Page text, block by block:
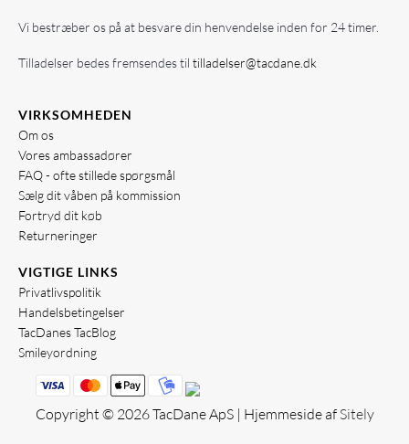
Vi bestræber os på at besvare din henvendelse inden for 24 timer.
Tilladelser bedes fremsendes til tilladelser@tacdane.dk
VIRKSOMHEDEN
Om os
Vores ambassadører
FAQ - ofte stillede spørgsmål
Sælg dit våben på kommission
Fortryd dit køb
Returneringer
VIGTIGE LINKS
Privatlivspolitik
Handelsbetingelser
TacDanes TacBlog
Smileyordning
Copyright © 2026 TacDane ApS | Hjemmeside af Sitely